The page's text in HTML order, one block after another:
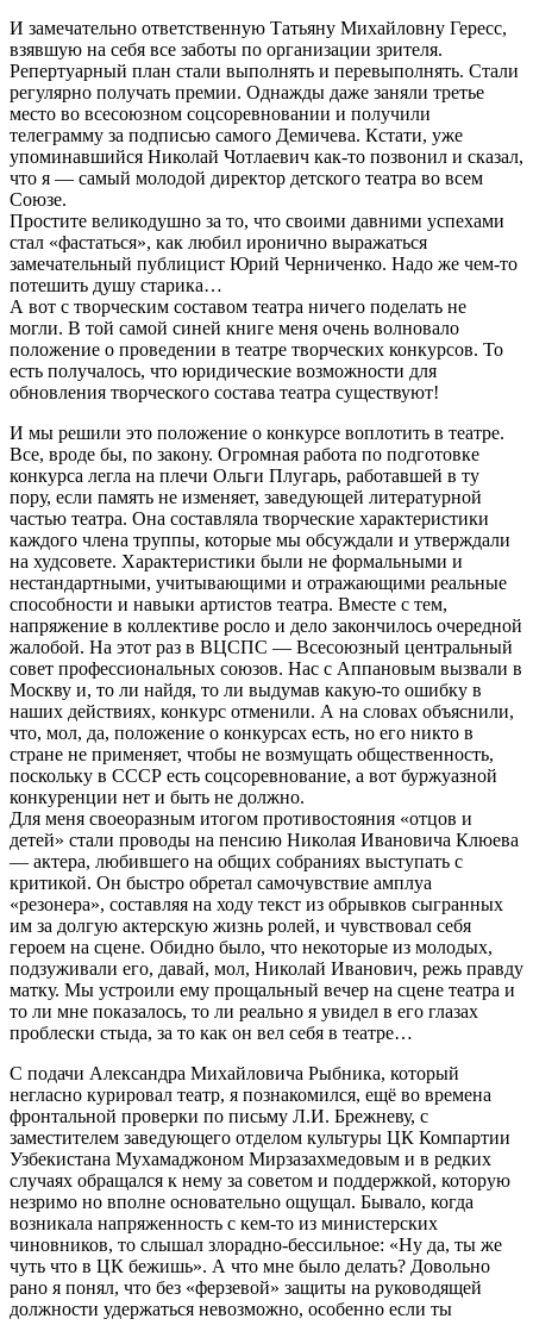
И замечательно ответственную Татьяну Михайловну Гересс,
взявшую на себя все заботы по организации зрителя.
Репертуарный план стали выполнять и перевыполнять. Стали
регулярно получать премии. Однажды даже заняли третье
место во всесоюзном соцсоревновании и получили
телеграмму за подписью самого Демичева. Кстати, уже
упоминавшийся Николай Чотлаевич как-то позвонил и сказал,
что я — самый молодой директор детского театра во всем
Союзе.
Простите великодушно за то, что своими давними успехами
стал «фастаться», как любил иронично выражаться
замечательный публицист Юрий Черниченко. Надо же чем-то
потешить душу старика…
А вот с творческим составом театра ничего поделать не
могли. В той самой синей книге меня очень волновало
положение о проведении в театре творческих конкурсов. То
есть получалось, что юридические возможности для
обновления творческого состава театра существуют!
И мы решили это положение о конкурсе воплотить в театре.
Все, вроде бы, по закону. Огромная работа по подготовке
конкурса легла на плечи Ольги Плугарь, работавшей в ту
пору, если память не изменяет, заведующей литературной
частью театра. Она составляла творческие характеристики
каждого члена труппы, которые мы обсуждали и утверждали
на худсовете. Характеристики были не формальными и
нестандартными, учитывающими и отражающими реальные
способности и навыки артистов театра. Вместе с тем,
напряжение в коллективе росло и дело закончилось очередной
жалобой. На этот раз в ВЦСПС — Всесоюзный центральный
совет профессиональных союзов. Нас с Аппановым вызвали в
Москву и, то ли найдя, то ли выдумав какую-то ошибку в
наших действиях, конкурс отменили. А на словах объяснили,
что, мол, да, положение о конкурсах есть, но его никто в
стране не применяет, чтобы не возмущать общественность,
поскольку в СССР есть соцсоревнование, а вот буржуазной
конкуренции нет и быть не должно.
Для меня своеоразным итогом противостояния «отцов и
детей» стали проводы на пенсию Николая Ивановича Клюева
— актера, любившего на общих собраниях выступать с
критикой. Он быстро обретал самочувствие амплуа
«резонера», составляя на ходу текст из обрывков сыгранных
им за долгую актерскую жизнь ролей, и чувствовал себя
героем на сцене. Обидно было, что некоторые из молодых,
подзуживали его, давай, мол, Николай Иванович, режь правду
матку. Мы устроили ему прощальный вечер на сцене театра и
то ли мне показалось, то ли реально я увидел в его глазах
проблески стыда, за то как он вел себя в театре…
С подачи Александра Михайловича Рыбника, который
негласно курировал театр, я познакомился, ещё во времена
фронтальной проверки по письму Л.И. Брежневу, с
заместителем заведующего отделом культуры ЦК Компартии
Узбекистана Мухамаджоном Мирзазахмедовым и в редких
случаях обращался к нему за советом и поддержкой, которую
незримо но вполне основательно ощущал. Бывало, когда
возникала напряженность с кем-то из министерских
чиновников, то слышал злорадно-бессильное: «Ну да, ты же
чуть что в ЦК бежишь». А что мне было делать? Довольно
рано я понял, что без «ферзевой» защиты на руководящей
должности удержаться невозможно, особенно если ты